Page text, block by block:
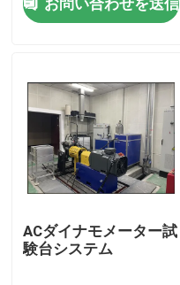
わたしたち に つい て
工場 ツアー
連絡 ください
ACダイナモメーター試
験台システム